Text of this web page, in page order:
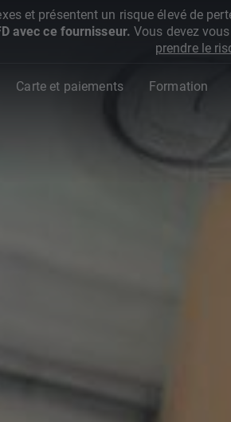
et présentent un risque élevé de
avec ce fournisseur. Vous devez
prendre le
Carte et paiements Formation